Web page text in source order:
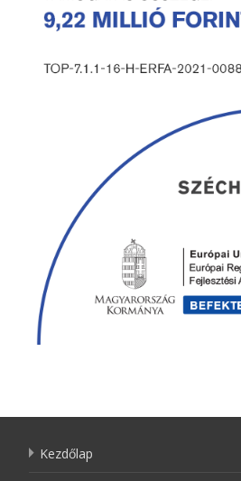
Kezdőlap